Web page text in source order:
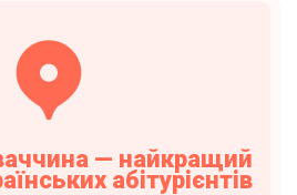
— найкращий
абітурієнтів